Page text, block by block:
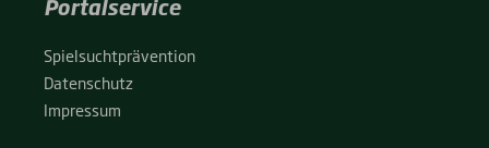
Portalservice
Spiel­sucht­prä­ven­ti­on
Daten­schutz
Impres­sum